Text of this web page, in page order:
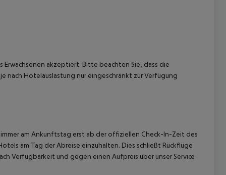
Erwachsenen akzeptiert. Bitte beachten Sie, dass die
Hotelauslastung nur eingeschränkt zur Verfügung
am Ankunftstag erst ab der offiziellen Check-In-Zeit des
am Tag der Abreise einzuhalten. Dies schließt Rückflüge
Verfügbarkeit und gegen einen Aufpreis über unser Service